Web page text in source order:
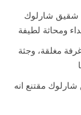
و
د
q
a
شقيق شارلوك
ومحاثة لطيفة
مغلقة، وجثة
مقتنع انه